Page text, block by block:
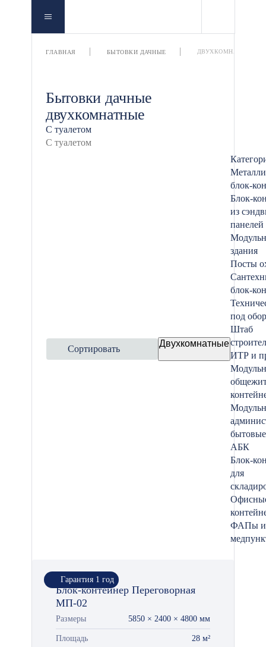
ГЛАВНАЯ БЫТОВКИ ДАЧНЫЕ ДВУХКОМНАТНЫЕ
Бытовки дачные
двухкомнатные
С туалетом
Сортировать
Двухкомнатные
блок-
Блок-
из
панелей
здания
Посты
блок-
под
Штаб
ИТР и
АБК
Блок-
для
ФАПы и
Гарантия 1 год
Блок-контейнер Переговорная
МП-02
Размеры 5850 × 2400 × 4800 мм
Площадь 28 м²